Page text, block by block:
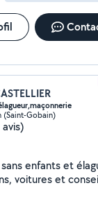
(Saint-Gobain)
avis)
voitures et